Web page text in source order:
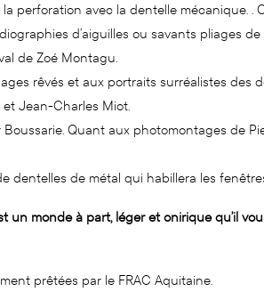
perforation avec la dentelle mécanique.
d’aiguilles ou savants pliages
de Zoé Montagu.
rêvés et aux portraits surréalistes des
Jean-Charles Miot.
Quant aux photomontages de
de métal qui habillera les
monde à part, léger et onirique qu’il
prêtées par le FRAC Aquitaine.